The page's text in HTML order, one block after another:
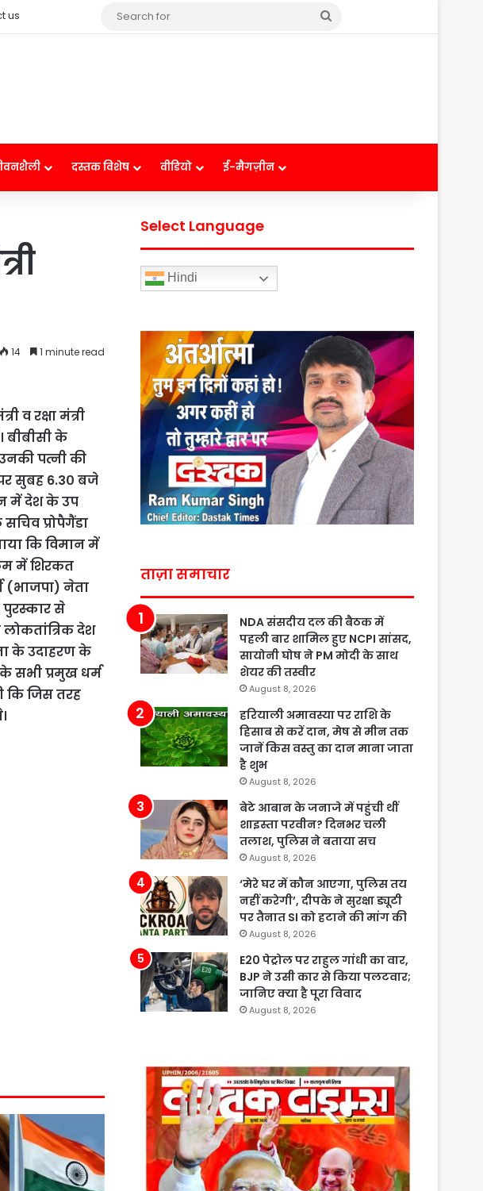
us
Search
दस्तक विशेष वीडियो ई-मैगज़ीन
14 1 minute read
व रक्षा मंत्री
बीबीसी के
पत्नी की
सुबह 6.3० बजे
में देश के उप
प्रोपैगैंडा
कि विमान में
में शिरकत
(भाजपा) नेता
पुरस्कार से
देश
के उदाहरण के
सभी प्रमुख धर्म
कि जिस तरह
Select Language
Hindi
ताज़ा समाचार
NDA संसदीय दल की बैठक में
पहली बार शामिल हुए NCPI सांसद,
सायोनी घोष ने PM मोदी के साथ
शेयर की तस्वीर
August 8, 2026
हरियाली अमावस्या पर राशि के
हिसाब से करें दान, मेष से मीन तक
जानें किस वस्तु का दान माना जाता
है शुभ
August 8, 2026
बेटे आबान के जनाजे में पहुंची थीं
शाइस्ता परवीन? दिनभर चली
तलाश, पुलिस ने बताया सच
August 8, 2026
‘मेरे घर में कौन आएगा, पुलिस तय
नहीं करेगी’, दीपके ने सुरक्षा ड्यूटी
पर तैनात SI को हटाने की मांग की
August 8, 2026
E20 पेट्रोल पर राहुल गांधी का वार,
BJP ने उसी कार से किया पलटवार;
जानिए क्या है पूरा विवाद
August 8, 2026